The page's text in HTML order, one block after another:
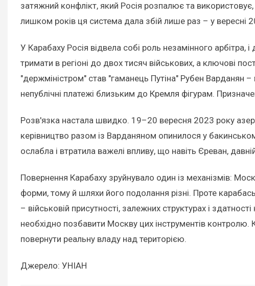
затяжний конфлікт, який Росія розпалює та
лишком років ця система дала збій лише раз – у
У Карабаху Росія відвела собі роль незамінного
тримати в регіоні до двох тисяч військових, а ключові
"держміністром" став "гаманець Путіна" Рубен Варданян
непублічні платежі близьким до Кремля фігурам.
Розв'язка настала швидко. 19–20 вересня 2023 року
керівництво разом із Варданяном опинилося у
ослабла і втратила важелі впливу, що навіть Єреван,
Повернення Карабаху зруйнувало один із механізмів:
форми, тому й шляхи його подолання різні. Проте
– військовій присутності, залежних структурах і
необхідно позбавити Москву цих інструментів
повернути реальну владу над територією.
Джерело: УНІАН